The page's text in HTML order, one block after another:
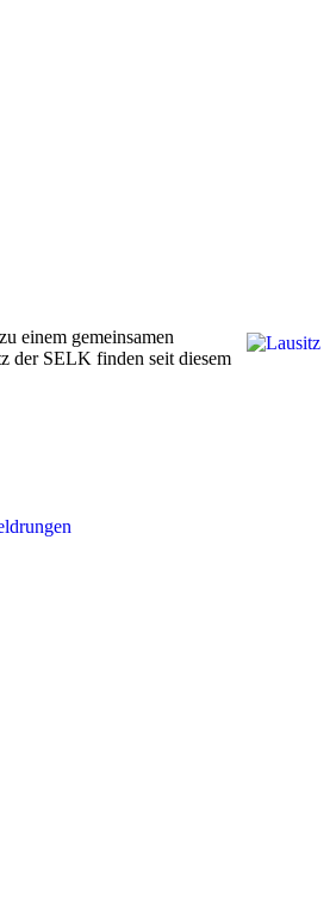
einem gemeinsamen
der SELK finden seit diesem